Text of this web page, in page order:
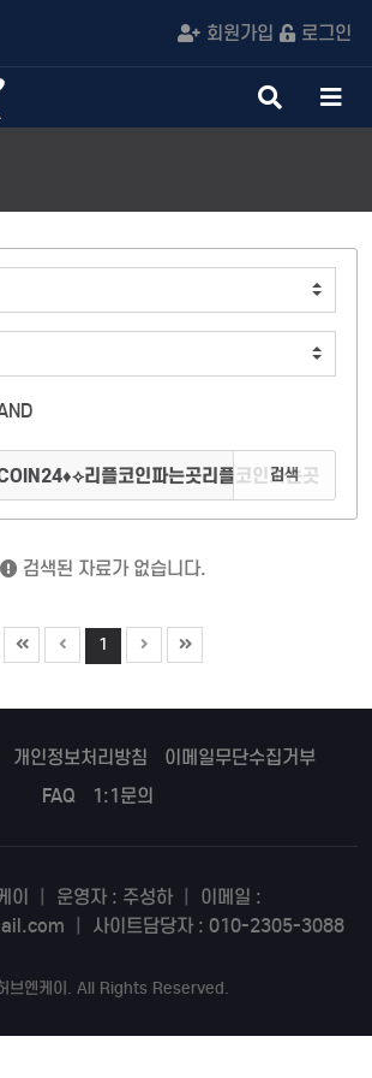
회원가입 로그인
검
색
메
뉴
검색
검색된 자료가 없습니다.
1
개인정보처리방침
이메일무단수집거부
FAQ
1:1문의
이 운영자 : 주성하
이메일 :
사이트담당자 : 010-2305-3088
브엔케이 . All Rights Reserved.